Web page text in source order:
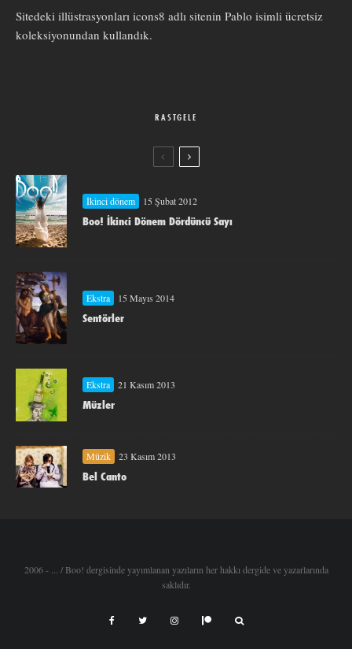
Sitedeki illüstrasyonları icons8 adlı sitenin Pablo isimli ücretsiz
koleksiyonundan kullandık.
RASTGELE
İkinci dönem 15 Şubat 2012
Boo! İkinci Dönem Dördüncü Sayı
Ekstra 15 Mayıs 2014
Sentörler
Ekstra 21 Kasım 2013
Müzler
Müzik 23 Kasım 2013
Bel Canto
2006 - ... / Boo! dergisinde yayımlanan yazıların her hakkı dergide ve yazarlarında
saklıdır.